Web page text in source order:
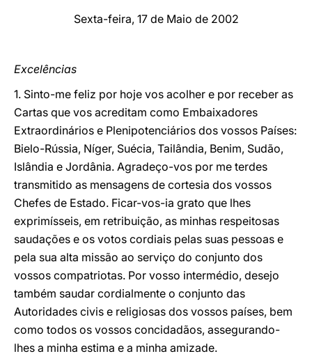
Sexta-feira, 17 de Maio de 2002
Excelências
1. Sinto-me feliz por hoje vos acolher e por receber as
Cartas que vos acreditam como Embaixadores
Extraordinários e Plenipotenciários dos vossos Países:
Bielo-Rússia, Níger, Suécia, Tailândia, Benim, Sudão,
Islândia e Jordânia. Agradeço-vos por me terdes
transmitido as mensagens de cortesia dos vossos
Chefes de Estado. Ficar-vos-ia grato que lhes
exprimísseis, em retribuição, as minhas respeitosas
saudações e os votos cordiais pelas suas pessoas e
pela sua alta missão ao serviço do conjunto dos
vossos compatriotas. Por vosso intermédio, desejo
também saudar cordialmente o conjunto das
Autoridades civis e religiosas dos vossos países, bem
como todos os vossos concidadãos, assegurando-
lhes a minha estima e a minha amizade.